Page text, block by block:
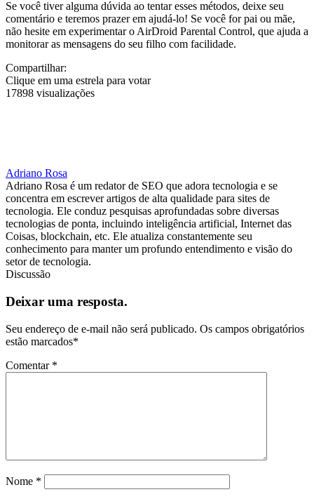
Se você tiver alguma dúvida ao tentar esses métodos, deixe seu
comentário e teremos prazer em ajudá-lo! Se você for pai ou mãe,
não hesite em experimentar o AirDroid Parental Control, que ajuda a
monitorar as mensagens do seu filho com facilidade.
Compartilhar:
Clique em uma estrela para votar
17898 visualizações
Adriano Rosa
Adriano Rosa é um redator de SEO que adora tecnologia e se
concentra em escrever artigos de alta qualidade para sites de
tecnologia. Ele conduz pesquisas aprofundadas sobre diversas
tecnologias de ponta, incluindo inteligência artificial, Internet das
Coisas, blockchain, etc. Ele atualiza constantemente seu
conhecimento para manter um profundo entendimento e visão do
setor de tecnologia.
Discussão
Deixar uma resposta.
Seu endereço de e-mail não será publicado. Os campos obrigatórios
estão marcados*
Comentar *
Nome *